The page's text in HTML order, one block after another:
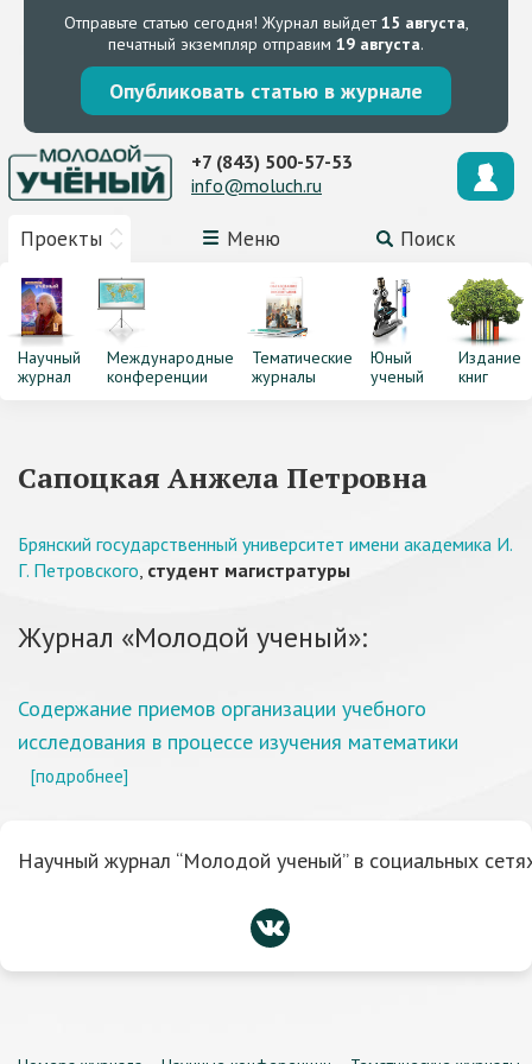
Отправьте статью сегодня! Журнал выйдет15 августа,
печатный экземпляр отправим 19 августа.
Опубликовать статью в журнале
Проекты Меню Поиск
+7 (843) 500-57-53
info@moluch.ru
Научный
журнал
Международные
конференции
Тематические
журналы
Юный
ученый
Издание
книг
Сапоцкая Анжела Петровна
Брянский государственный университет имени академика И.
Г. Петровского, студент магистратуры
Журнал «Молодой ученый»:
Содержание приемов организации учебного
исследования в процессе изучения математики
[подробнее]
Научный журнал “Молодой ученый” в социальных